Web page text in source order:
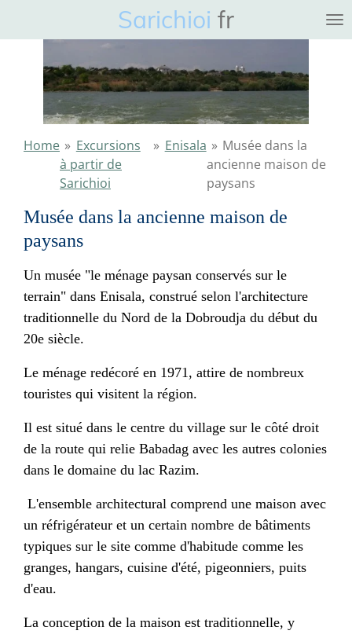
hoofdinhoud
Sarichioi fr
Home » Excursions
à partir de
Sarichioi
» Enisala » Musée dans la
ancienne maison de
paysans
Musée dans la ancienne maison de
paysans
Un musée "le ménage paysan conservés sur le
terrain" dans Enisala, construé selon l'architecture
traditionnelle du Nord de la Dobroudja du début du
20e siècle.
Le ménage redécoré en 1971, attire de nombreux
touristes qui visitent la région.
Il est situé dans le centre du village sur le côté droit
de la route qui relie Babadag avec les autres colonies
dans le domaine du lac Razim.
L'ensemble architectural comprend une maison avec
un réfrigérateur et un certain nombre de bâtiments
typiques sur le site comme d'habitude comme les
granges, hangars, cuisine d'été, pigeonniers, puits
d'eau.
La conception de la maison est traditionnelle, y